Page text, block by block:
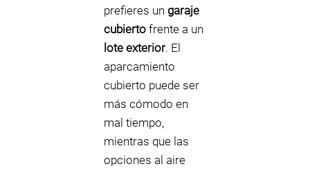
prefieres un garaje
cubierto frente a un
lote exterior. El
aparcamiento
cubierto puede ser
más cómodo en
mal tiempo,
mientras que las
opciones al aire